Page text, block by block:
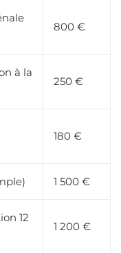
800 €
à la
250 €
180 €
1 500 €
12
1 200 €